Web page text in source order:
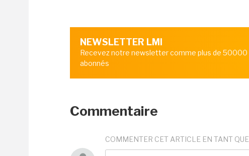
NEWSLETTER LMI
Recevez notre newsletter comme plus de 50000
abonnés
Commentaire
COMMENTER CET ARTICLE EN TANT QUE